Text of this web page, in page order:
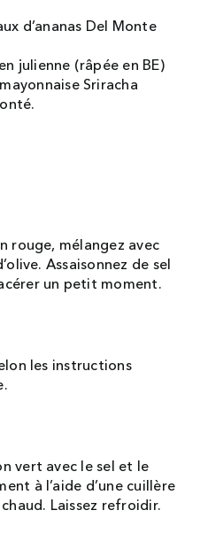
d’ananas Del Monte
julienne (râpée en BE)
Sriracha
rouge, mélangez avec
Assaisonnez de sel
un petit moment.
les instructions
vert avec le sel et le
à l’aide d’une cuillère
Laissez refroidir.